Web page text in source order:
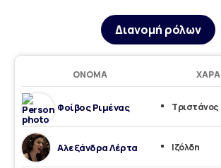
Διανομή ρόλων
ΌΝΟΜΑ
Φοίβος Ριμένας Τριστάνος
Αλεξάνδρα Λέρτα Ιζόλδη